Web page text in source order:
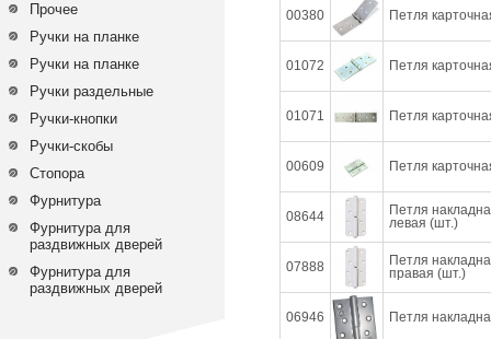
Прочее
Ручки на планке
Ручки на планке
Ручки раздельные
Ручки-кнопки
Ручки-скобы
Стопора
Фурнитура
Фурнитура для
раздвижных дверей
Фурнитура для
раздвижных дверей
00380 Петля
01072 Петля
01071 Петля
00609 Петля
08644
Петля
левая (шт.)
07888
Петля
правая (шт.)
06946 Петля